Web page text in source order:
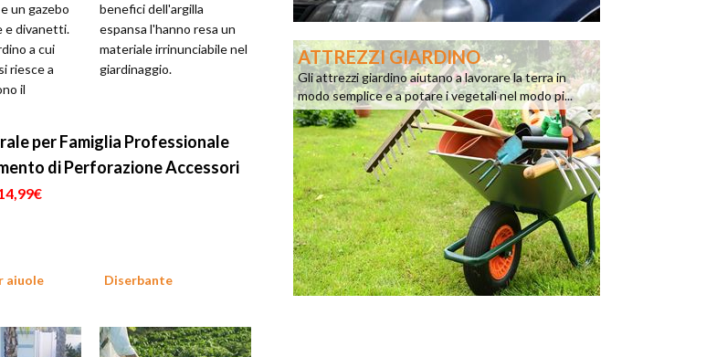
un gazebo
e divanetti.
a cui
riesce a
il
benefici dell'argilla
espansa l'hanno resa un
materiale irrinunciabile nel
giardinaggio.
per Famiglia Professionale
di Perforazione Accessori
aiuole Diserbante
ATTREZZI GIARDINO
Gli attrezzi giardino aiutano a lavorare la terra in
modo semplice e a potare i vegetali nel modo pi...